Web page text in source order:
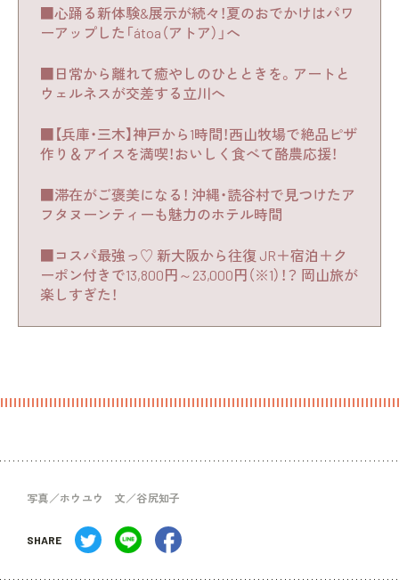
■心踊る新体験&展示が続々！夏のおでかけはパワ
ーアップした「átoa（アトア）」へ
■日常から離れて癒やしのひとときを。アートと
ウェルネスが交差する立川へ
■【兵庫・三木】神戸から1時間！西山牧場で絶品ピザ
作り＆アイスを満喫！おいしく食べて酪農応援！
■滞在がご褒美になる！ 沖縄・読谷村で見つけたア
フタヌーンティーも魅力のホテル時間
■コスパ最強っ♡ 新大阪から往復 JR＋宿泊＋ク
ーポン付きで13,800円～23,000円（※1）！？ 岡山旅が
楽しすぎた！
写真／ホウユウ 文／谷尻知子
SHARE